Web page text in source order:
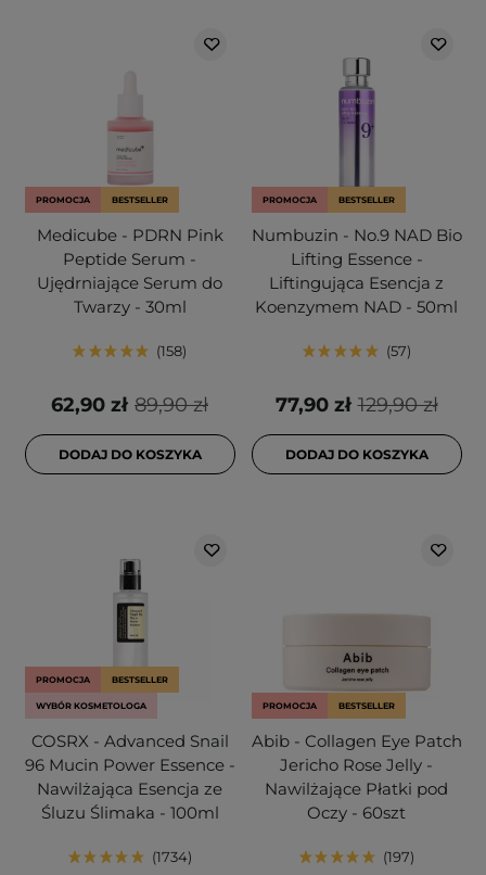
PROMOCJA BESTSELLER
Medicube - PDRN Pink
Peptide Serum -
Ujędrniające Serum do
Twarzy - 30ml
158
89,90 zł
62,90 zł
DODAJ DO KOSZYKA
PROMOCJA BESTSELLER
Numbuzin - No.9 NAD Bio
Lifting Essence -
Liftingująca Esencja z
Koenzymem NAD - 50ml
57
129,90 zł
77,90 zł
DODAJ DO KOSZYKA
PROMOCJA BESTSELLER
WYBÓR KOSMETOLOGA
COSRX - Advanced Snail
96 Mucin Power Essence -
Nawilżająca Esencja ze
Śluzu Ślimaka - 100ml
1734
PROMOCJA BESTSELLER
Abib - Collagen Eye Patch
Jericho Rose Jelly -
Nawilżające Płatki pod
Oczy - 60szt
197